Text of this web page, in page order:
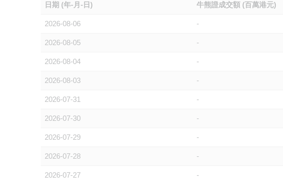
日期 (年-月-日) 牛熊證成交額 (百萬港元)
2026-08-06 -
2026-08-05 -
2026-08-04 -
2026-08-03 -
2026-07-31 -
2026-07-30 -
2026-07-29 -
2026-07-28 -
2026-07-27 -